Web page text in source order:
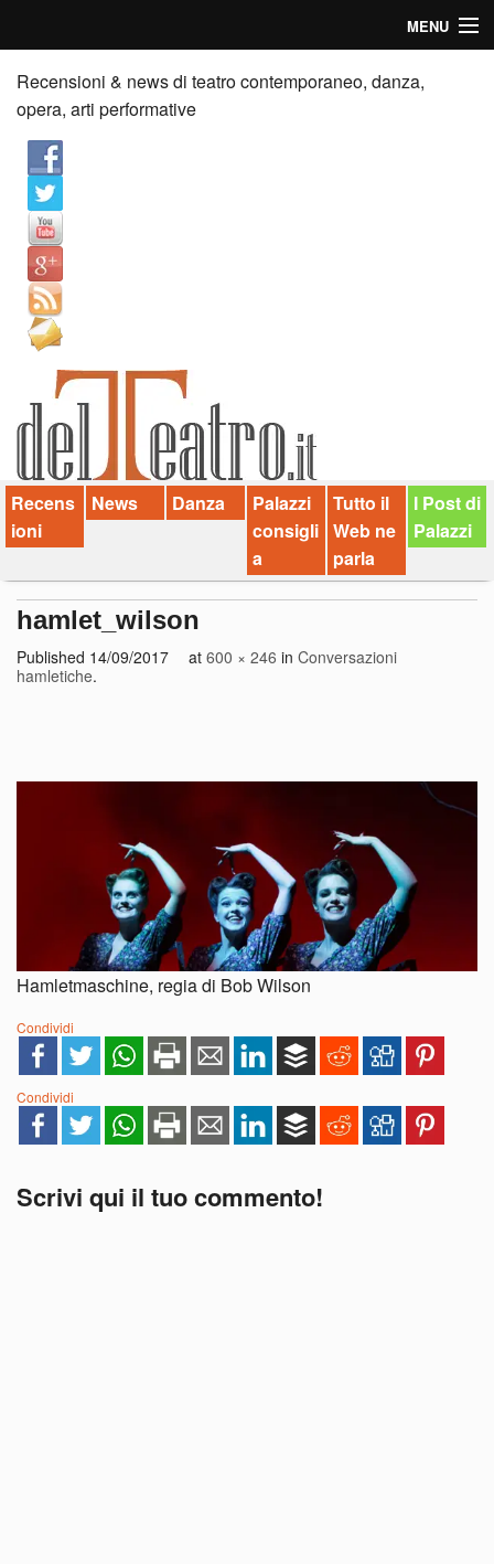
MENU
Home
Recensioni
Anticipazioni
News
Palazzi consiglia
Video
Chi siamo
Contatti
dT in English
Recensioni & news di teatro contemporaneo, danza,
opera, arti performative
Recens
ioni
News Danza
Palazzi
consigli
a
Tutto il
Web ne
parla
I Post di
Palazzi
hamlet_wilson
Published 14/09/2017 at 600 × 246 in Conversazioni
hamletiche.
Hamletmaschine, regia di Bob Wilson
Condividi
Condividi
Scrivi qui il tuo commento!